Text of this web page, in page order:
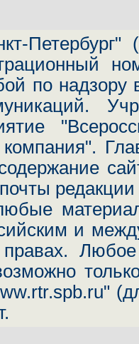
Петербург" (
по
компания".
почты
и
Любое